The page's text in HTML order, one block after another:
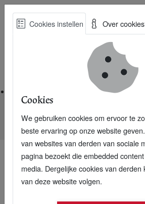
Skip
Best Practices voor een duurzame
Nieuwsarchief
01 juli 2014
Cookies instellen Over
Cookies
We gebruiken cookies om ervoor te
beste ervaring op onze website
van websites van derden van sociale
pagina bezoekt die embedded
media. Dergelijke cookies van derden
van deze website volgen.